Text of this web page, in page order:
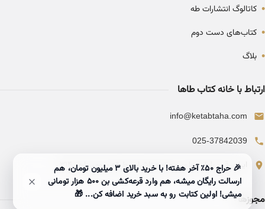
• کاتالوگ انتشارات طه
• کتاب‌های دست دوم
• بلاگ
ارتباط با خانه کتاب طاها
info@ketabtaha.com
025-37842039
ایران، قم، بلوار معلم، مجتمع ناشران، طبقه سوم، واحد ۳۱۴
مجوزها
🎉 حراج ۵۰٪ آخر هفته! با خرید بالای 3 میلیون تومان، هم
ارسالت رایگان میشه، هم وارد قرعه‌کشی بن ۵۰۰ هزار تومانی
میشی! اولین کتابت رو به سبد خرید اضافه کن... 🎁